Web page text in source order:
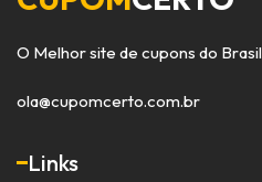
O Melhor site de cupons do Brasil
ola@cupomcerto.com.br
Links